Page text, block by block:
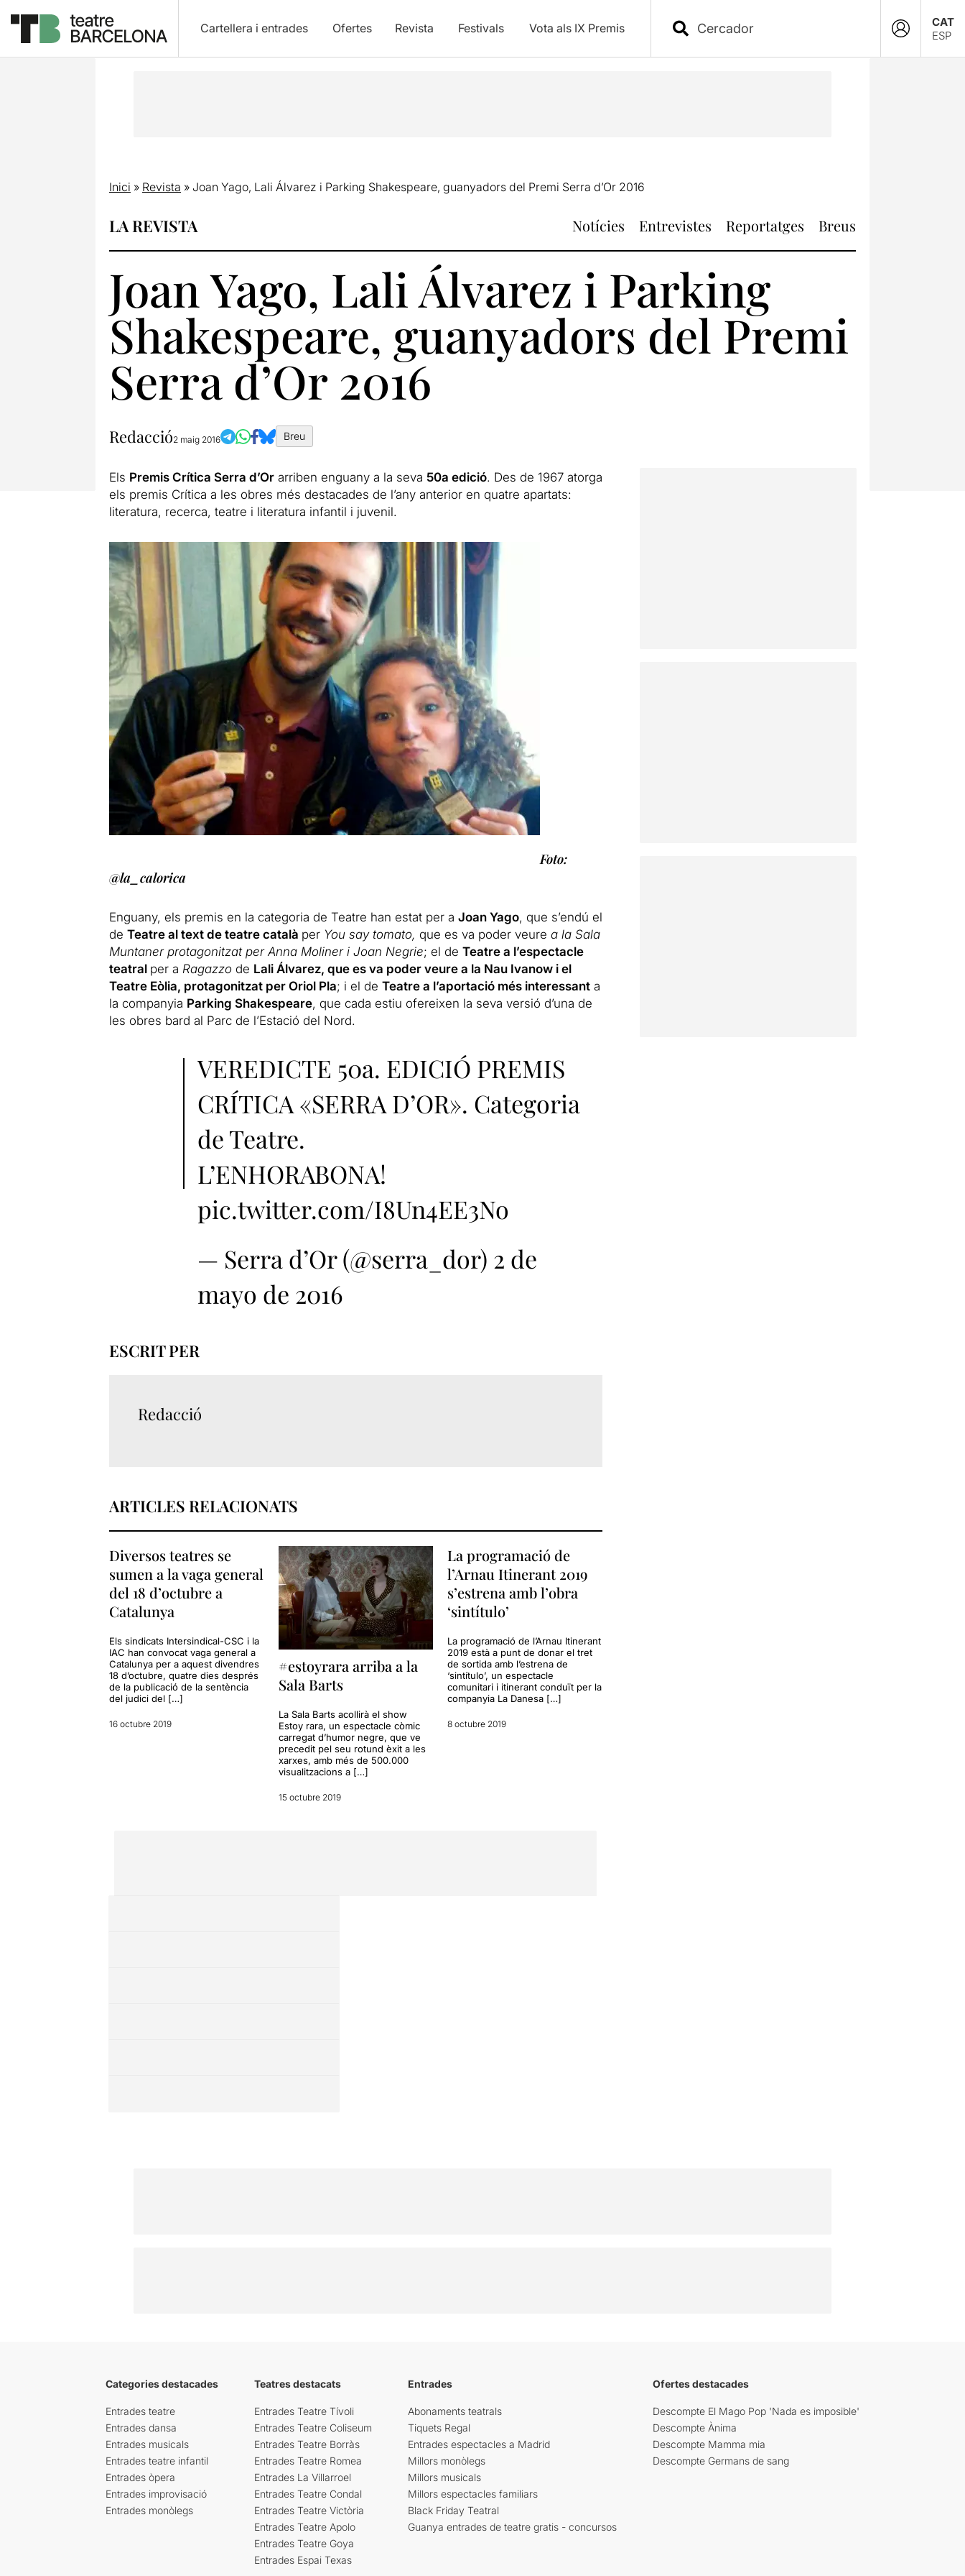
Cartellera i entrades Ofertes Revista Festivals Vota als IX Premis
CAT
ESP
Inici » Revista » Joan Yago, Lali Álvarez i Parking Shakespeare, guanyadors del Premi Serra d’Or 2016
LA REVISTA Notícies Entrevistes Reportatges Breus
Joan Yago, Lali Álvarez i Parking
Shakespeare, guanyadors del Premi
Serra d’Or 2016
Redacció2 maig 2016 Breu
Els Premis Crítica Serra d’Orarriben enguany a la seva 50a edició. Des de 1967 atorga
els premis Crítica a les obres més destacades de l’any anterior en quatre apartats:
literatura, recerca, teatre i literatura infantil i juvenil.
Foto:
@la_calorica
Enguany, els premis en la categoria de Teatre han estat per a Joan Yago, que s’endú el
de Teatre al text de teatre català per You say tomato, que es va poder veure a la Sala
Muntaner protagonitzat per Anna Moliner i Joan Negrie; el de Teatre a l’espectacle
teatral per a Ragazzode Lali Álvarez, que es va poder veure a la Nau Ivanow i el
Teatre Eòlia, protagonitzat per Oriol Pla; i el de Teatre a l’aportació més interessanta
la companyia Parking Shakespeare, que cada estiu ofereixen la seva versió d’una de
les obres bard al Parc de l’Estació del Nord.
VEREDICTE 50a. EDICIÓ PREMIS
CRÍTICA «SERRA D’OR». Categoria
de Teatre.
L’ENHORABONA!
pic.twitter.com/I8Un4EE3No
— Serra d’Or (@serra_dor) 2 de
mayo de 2016
ESCRIT PER
Redacció
ARTICLES RELACIONATS
Diversos teatres se
sumen a la vaga general
del 18 d’octubre a
Catalunya
Els sindicats Intersindical-CSC i la
IAC han convocat vaga general a
Catalunya per a aquest divendres
18 d’octubre, quatre dies després
de la publicació de la sentència
del judici del […]
16 octubre 2019
#estoyrara arriba a la
Sala Barts
La Sala Barts acollirà el show
Estoy rara, un espectacle còmic
carregat d’humor negre, que ve
precedit pel seu rotund èxit a les
xarxes, amb més de 500.000
visualitzacions a […]
15 octubre 2019
La programació de
l’Arnau Itinerant 2019
s’estrena amb l’obra
‘sintítulo’
La programació de l’Arnau Itinerant
2019 està a punt de donar el tret
de sortida amb l’estrena de
‘sintítulo’, un espectacle
comunitari i itinerant conduït per la
companyia La Danesa […]
8 octubre 2019
Categories destacades
Entrades teatre
Entrades dansa
Entrades musicals
Entrades teatre infantil
Entrades òpera
Entrades improvisació
Entrades monòlegs
Teatres destacats
Entrades Teatre Tívoli
Entrades Teatre Coliseum
Entrades Teatre Borràs
Entrades Teatre Romea
Entrades La Villarroel
Entrades Teatre Condal
Entrades Teatre Victòria
Entrades Teatre Apolo
Entrades Teatre Goya
Entrades Espai Texas
Entrades
Abonaments teatrals
Tiquets Regal
Entrades espectacles a Madrid
Millors monòlegs
Millors musicals
Millors espectacles familiars
Black Friday Teatral
Guanya entrades de teatre gratis - concursos
Ofertes destacades
Descompte El Mago Pop 'Nada es imposible'
Descompte Ànima
Descompte Mamma mia
Descompte Germans de sang